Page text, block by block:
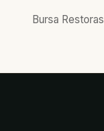
Bursa